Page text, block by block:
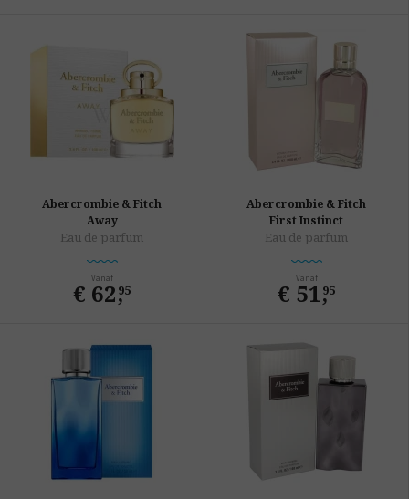
Abercrombie & Fitch
Away
Eau de parfum
Vanaf
€ 62,
95
Abercrombie & Fitch
First Instinct
Eau de parfum
Vanaf
€ 51,
95